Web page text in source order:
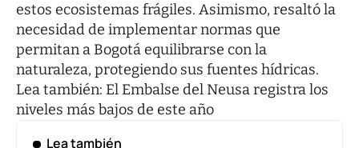
estos ecosistemas frágiles. Asimismo, resaltó la
necesidad de implementar normas que
permitan a Bogotá equilibrarse con la
naturaleza, protegiendo sus fuentes hídricas.
Lea también: El Embalse del Neusa registra los
niveles más bajos de este año
Lea también